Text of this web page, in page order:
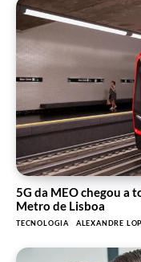
5G da MEO chegou a
Metro de Lisboa
TECNOLOGIA ALEXANDRE